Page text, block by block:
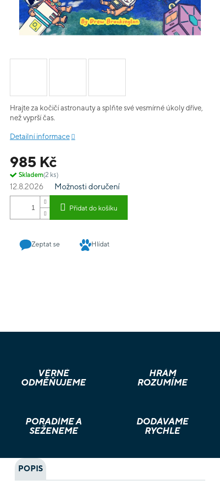
985 Kč
Skladem(2 ks)
12.8.2026 Možnosti doručení
Přidat do košíku
Hrajte za kočičí astronauty a splňte své vesmírné úkoly dříve,
než vyprší čas.
Detailní informace
Zeptat se Hlídat
VĚRNÉ
ODMĚŇUJEME
HRÁM
ROZUMÍME
PORADÍME A
SEŽENEME
DODÁVÁME
RYCHLE
POPIS